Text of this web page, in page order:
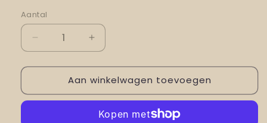
Aantal
Aantal
verlagen
voor
care
Aantal
verhogen
voor
Body
care
Aan winkelwagen toevoegen